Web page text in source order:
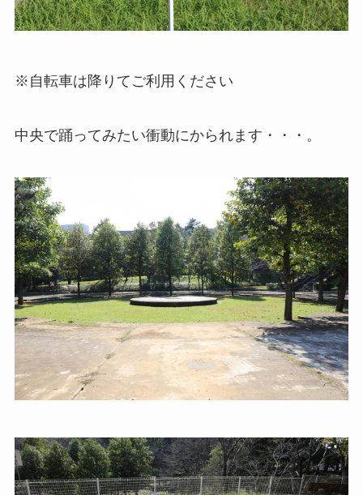
※自転車は降りてご利用ください
中央で踊ってみたい衝動にかられます・・・。